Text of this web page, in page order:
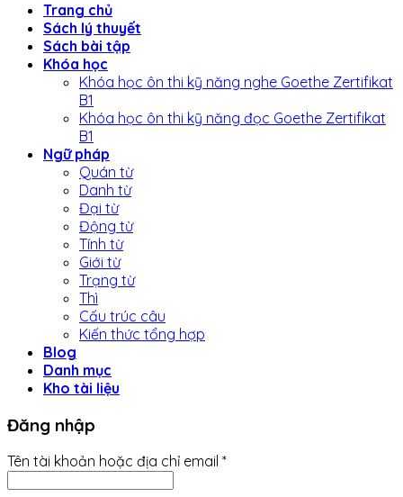
Trang chủ
Sách lý thuyết
Sách bài tập
Khóa học
Khóa học ôn thi kỹ năng nghe Goethe Zertifikat
B1
Khóa học ôn thi kỹ năng đọc Goethe Zertifikat
B1
Ngữ pháp
Quán từ
Danh từ
Đại từ
Động từ
Tính từ
Giới từ
Trạng từ
Thì
Cấu trúc câu
Kiến thức tổng hợp
Blog
Danh mục
Kho tài liệu
Đăng nhập
Tên tài khoản hoặc địa chỉ email *